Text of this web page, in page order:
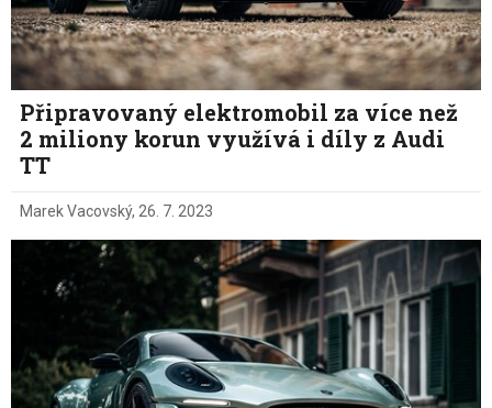
Připravovaný elektromobil za více než
2 miliony korun využívá i díly z Audi
TT
Marek Vacovský, 26. 7. 2023